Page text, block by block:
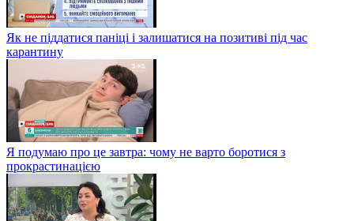
Як не піддатися паніці і залишатися на позитиві під час
карантину
Я подумаю про це завтра: чому не варто боротися з
прокрастинацією